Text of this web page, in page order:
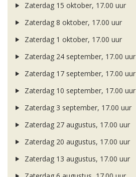
Zaterdag 15 oktober, 17.00 uur
Zaterdag 8 oktober, 17.00 uur
Zaterdag 1 oktober, 17.00 uur
Zaterdag 24 september, 17.00 uur
Zaterdag 17 september, 17.00 uur
Zaterdag 10 september, 17.00 uur
Zaterdag 3 september, 17.00 uur
Zaterdag 27 augustus, 17.00 uur
Zaterdag 20 augustus, 17.00 uur
Zaterdag 13 augustus, 17.00 uur